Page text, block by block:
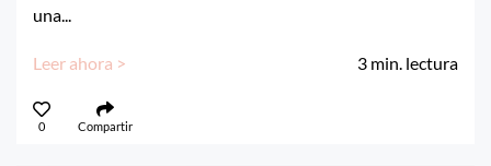
una...
Leer ahora > 3 min. lectura
0 Compartir